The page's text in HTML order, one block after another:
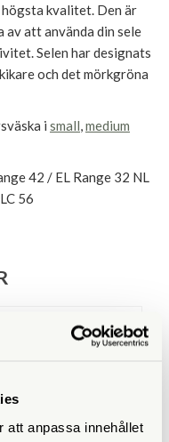
att anpassa innehållet
kvalitet. Den är
av att använda din sele
Selen har designats
och det mörkgröna
i small,medium
42 / EL Range 32 NL
56